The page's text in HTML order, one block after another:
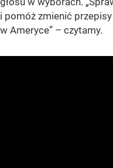
i pomóż zmienić
w Ameryce” – czytamy.